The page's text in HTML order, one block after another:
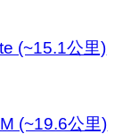
(~15.1公里)
(~19.6公里)